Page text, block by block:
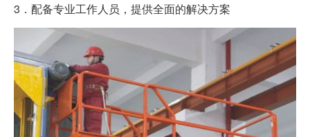
3．配备专业工作人员，提供全面的解决方案